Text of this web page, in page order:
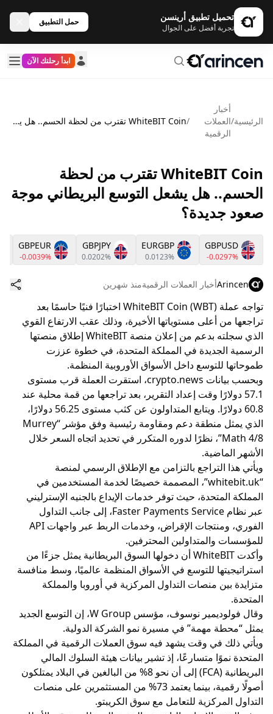
تحميل تطبيق أرينسن
تجربة أفضل على الجوال
حمل التطبيق
ابدأ رحلتك الآن
الرئيسية/
أخبار
العملات
الرقمية
/ WhiteBIT Coin تقترب من لحظة الحسم.. هل يشعل التوسع البريطاني موجة صعود جديدة؟
WhiteBIT Coin تقترب من لحظة
الحسم.. هل يشعل التوسع البريطاني موجة
صعود جديدة؟
GBPUSD
-0.0297%
EURGBP
0.0123%
GBPJPY
0.0202%
GBPEUR
-0.0039%
Arincenأخبار العملات الرقميةمنذ شهرين
تواجه عملة WhiteBIT Coin (WBT) اختبارًا فنيًا حاسمًا بعد
تراجعها من أعلى مستوياتها الأخيرة، وذلك عقب الارتفاع القوي
الذي سجلته بدعم من إعلان منصة WhiteBIT إطلاق منصتها
الرسمية الجديدة في المملكة المتحدة، في خطوة عززت
طموحاتها للتوسع داخل الأسواق الأوروبية المنظمة.
وبحسب بيانات crypto.news، استقرت العملة قرب مستوى
57.1 دولارًا وقت إعداد التقرير، بعد تراجعها من قمة محلية عند
60.8 دولارًا. ويتابع المتداولون عن كثب مستوى 56.25 دولارًا،
الذي يمثل منطقة دعم ومقاومة رئيسية وفق مؤشر “Murrey
Math 4/8”، نظرًا لدوره المتكرر في تحديد اتجاه السعر خلال
الأشهر الماضية.
ويأتي هذا التراجع بالتزامن مع الإطلاق الرسمي لمنصة
“whitebit.uk”، المصممة خصيصًا لخدمة المستخدمين في
المملكة المتحدة، حيث توفر خدمات الإيداع بالجنيه الإسترليني
عبر نظام Faster Payments Service، إلى جانب التداول
الفوري، ومنتجات الإقراض، وخدمات الربط عبر واجهات API
للمؤسسات والمتداولين المحترفين.
وأكدت WhiteBIT أن دخولها السوق البريطانية يمثل جزءًا من
استراتيجيتها للتوسع في الأسواق المنظمة عالميًا، وسط منافسة
متزايدة بين منصات التداول المركزية في أوروبا والمملكة
المتحدة.
وقال فولوديمير نوسوف، مؤسس W Group، إن التوسع الجديد
يمثل “محطة مهمة” في مسيرة نمو الشركة الدولية.
ويأتي ذلك في وقت يشهد فيه سوق العملات الرقمية في المملكة
المتحدة نموًا متسارعًا، إذ تشير بيانات هيئة السلوك المالي
البريطانية (FCA) إلى أن نحو 8% من البالغين في البلاد يمتلكون
أصولًا رقمية، بينما يعتمد 73% من المستثمرين على منصات
التداول المركزية للتعامل مع سوق الكريبتو.